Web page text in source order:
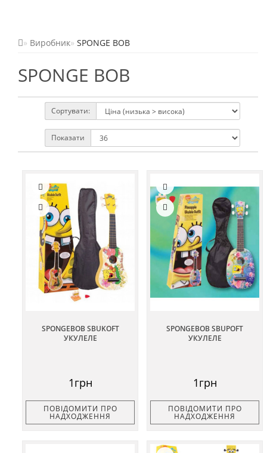
Виробник SPONGE BOB
SPONGE BOB
Сортувати:
Показати
SPONGEBOB SBUKOFT
УКУЛЕЛЕ
1грн
ПОВІДОМИТИ ПРО
НАДХОДЖЕННЯ
SPONGEBOB SBUPOFT
УКУЛЕЛЕ
1грн
ПОВІДОМИТИ ПРО
НАДХОДЖЕННЯ